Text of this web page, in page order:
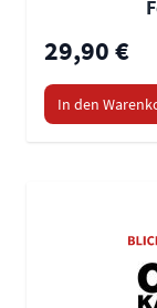
29,90 €
In den